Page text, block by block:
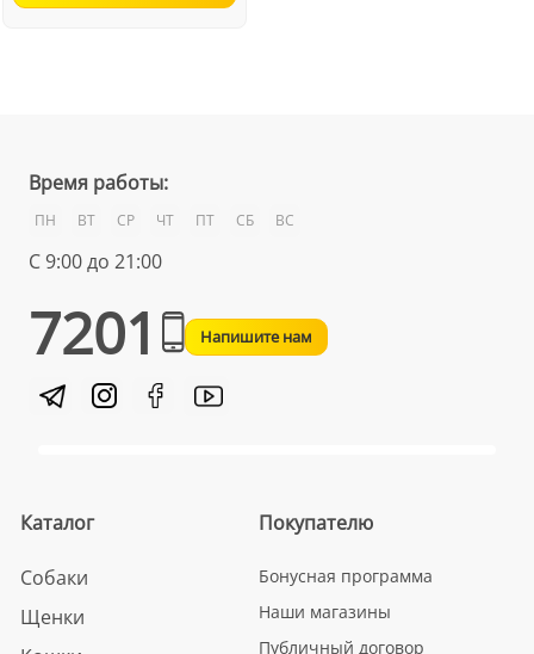
Время работы:
ПН ВТ СР ЧТ ПТ СБ ВС
С 9:00 до 21:00
7201 Напишите нам
Каталог
Собаки
Щенки
Покупателю
Бонусная программа
Наши магазины
Публичный договор